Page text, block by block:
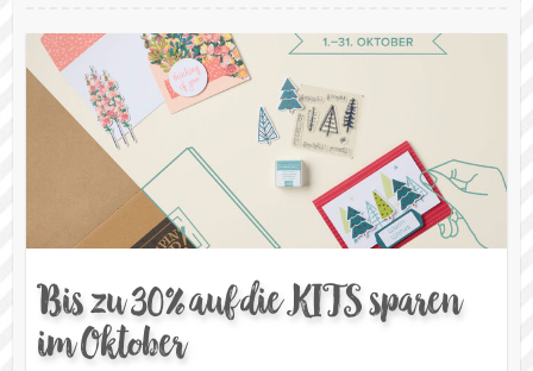
Bis zu 30% auf die KITS sparen
im Oktober